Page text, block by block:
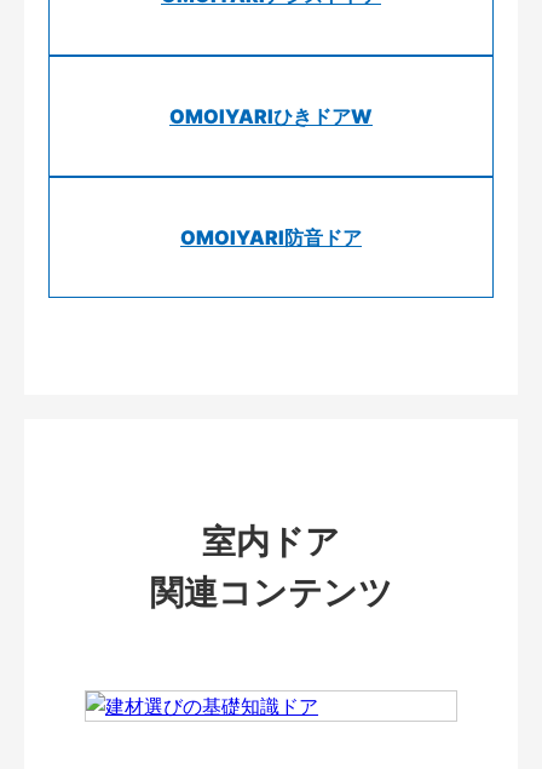
OMOIYARIひきドアW
OMOIYARI防音ドア
室内ドア
関連コンテンツ